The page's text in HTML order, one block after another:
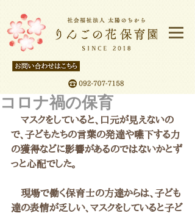
コロナ禍の保育
マスクをしていると、口元が見えないの
で、子どもたちの言葉の発達や嚥下する力
の獲得などに影響があるのではないかとず
っと心配でした。
現場で働く保育士の方達からは、子ども
達の表情が乏しい、マスクをしていると子ど